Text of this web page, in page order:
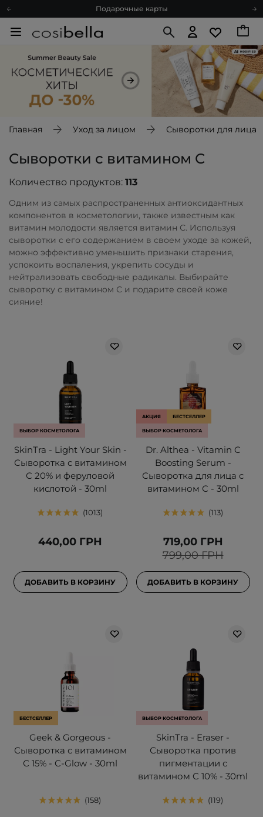
Подарочные карты
Доставка с любовью
Главная Уход за лицом Сыворотки для лица
Сыворотки с витамином С
Количество продуктов: 113
Одним из самых распространенных антиоксидантных
компонентов в косметологии, также известным как
витамин молодости является витамин С. Используя
сыворотки с его содержанием в своем уходе за кожей,
можно эффективно уменьшить признаки старения,
успокоить воспаления, укрепить сосуды и
нейтрализовать свободные радикалы. Выбирайте
сыворотку с витамином С и подарите своей коже
сияние!
ВЫБОР КОСМЕТОЛОГА
SkinTra - Light Your Skin -
Сыворотка с витамином
С 20% и феруловой
кислотой - 30ml
1013
440,00 ГРН
ДОБАВИТЬ В КОРЗИНУ
АКЦИЯ БЕСТСЕЛЛЕР
ВЫБОР КОСМЕТОЛОГА
Dr. Althea - Vitamin C
Boosting Serum -
Сыворотка для лица с
витамином С - 30ml
113
799,00 ГРН
719,00 ГРН
ДОБАВИТЬ В КОРЗИНУ
БЕСТСЕЛЛЕР
Geek & Gorgeous -
Сыворотка с витамином
С 15% - C-Glow - 30ml
158
ВЫБОР КОСМЕТОЛОГА
SkinTra - Eraser -
Сыворотка против
пигментации с
витамином C 10% - 30ml
119